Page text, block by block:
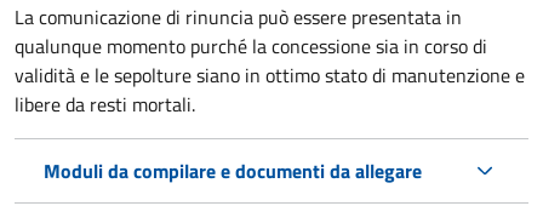
La comunicazione di rinuncia può essere presentata in
qualunque momento purché la concessione sia in corso di
validità e le sepolture siano in ottimo stato di manutenzione e
libere da resti mortali.
Moduli da compilare e documenti da allegare